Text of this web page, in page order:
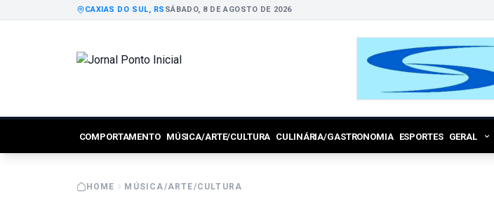
CAXIAS DO SUL, RS SÁBADO, 8 DE AGOSTO DE 2026
COMPORTAMENTO MÚSICA/ARTE/CULTURA CULINÁRIA/GASTRONOMIA ESPORTES GERAL
HOME MÚSICA/ARTE/CULTURA